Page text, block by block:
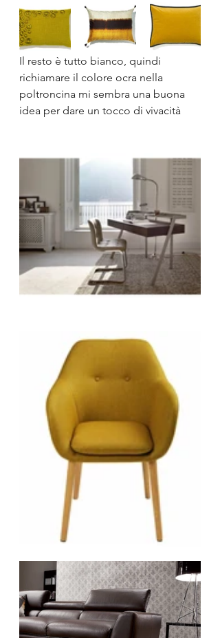
Il resto è tutto bianco, quindi
richiamare il colore ocra nella
poltroncina mi sembra una buona
idea per dare un tocco di vivacità